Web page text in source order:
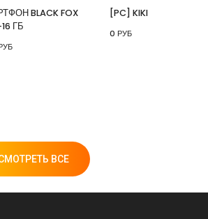
BLACK FOX
ГБ
[PC] KIKI
0 РУБ
ВСЕ